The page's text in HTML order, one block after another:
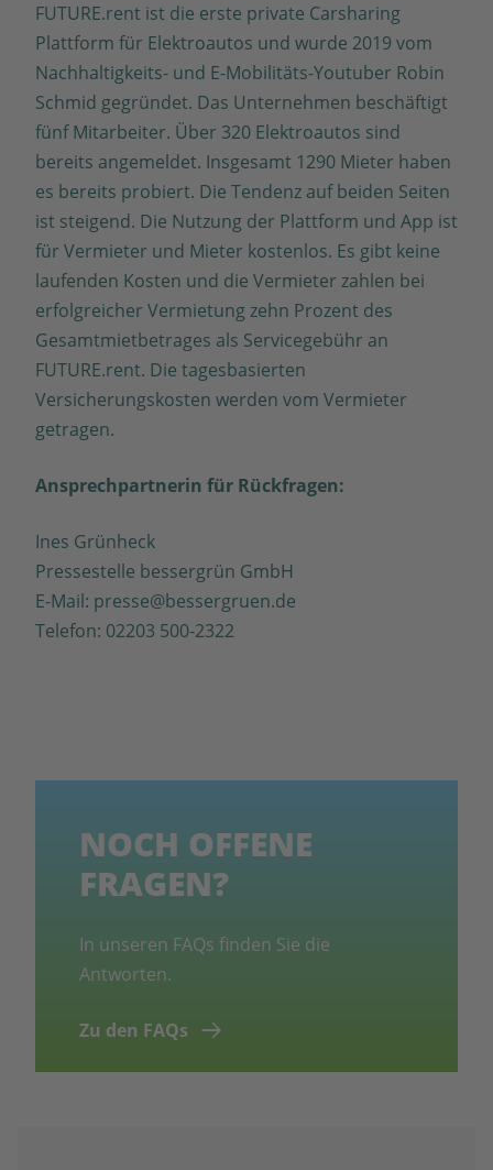
FUTURE.rent ist die erste private Carsharing
Plattform für Elektroautos und wurde 2019 vom
Nachhaltigkeits- und E-Mobilitäts-Youtuber Robin
Schmid gegründet. Das Unternehmen beschäftigt
fünf Mitarbeiter. Über 320 Elektroautos sind
bereits angemeldet. Insgesamt 1290 Mieter haben
es bereits probiert. Die Tendenz auf beiden Seiten
ist steigend. Die Nutzung der Plattform und App ist
für Vermieter und Mieter kostenlos. Es gibt keine
laufenden Kosten und die Vermieter zahlen bei
erfolgreicher Vermietung zehn Prozent des
Gesamtmietbetrages als Servicegebühr an
FUTURE.rent. Die tagesbasierten
Versicherungskosten werden vom Vermieter
getragen.
Ansprechpartnerin für Rückfragen:
Ines Grünheck
Pressestelle bessergrün GmbH
E-Mail: presse@bessergruen.de
Telefon: 02203 500-2322
NOCH OFFENE
FRAGEN?
In unseren FAQs finden Sie die
Antworten.
Zu den FAQs